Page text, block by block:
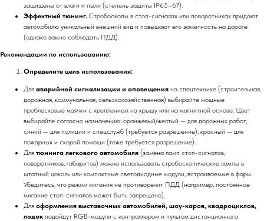
защищены от влаги и пыли (степень защиты IP65–67).
Эффектный тюнинг. Стробоскопы в стоп-сигналах или поворотниках придают
автомобилю уникальный внешний вид и повышают его заметность на дороге
(однако важно соблюдать ПДД).
Рекомендации по использованию:
Определите цель использования:
Для аварийной сигнализации и оповещения на спецтехнике (строительная,
дорожная, коммунальная, сельскохозяйственная) выбирайте мощные
проблесковые маячки с креплением на крышу или на магнитной основе. Цвет
выбирайте согласно назначению: оранжевый/желтый — для дорожных работ,
синий — для полиции и спецслужб (требуется разрешение), красный — для
пожарных и скорой помощи (тоже требуется разрешение).
Для тюнинга легкового автомобиля (замена ламп стоп-сигналов,
поворотников, габаритов) можно использовать стробоскопические лампы в
штатный цоколь или компактные светодиодные модули, встраиваемые в фары.
Убедитесь, что режим мигания не противоречит ПДД (например, постоянное
мигание стоп-сигналов может быть запрещено).
Для оформления выставочных автомобилей, шоу-каров, квадроциклов,
лодок подойдут RGB-модули с контроллером и пультом дистанционного